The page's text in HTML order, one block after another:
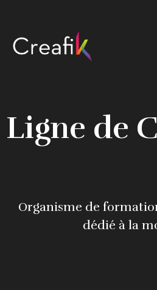
Ligne de
Organisme de
dédié à la